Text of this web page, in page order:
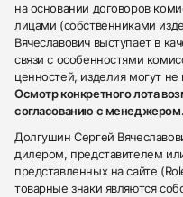
на основании договоров
лицами (собственниками
Вячеславович выступает в
связи с особенностями
ценностей, изделия могут не
Осмотр конкретного лота
согласованию с менеджером.
Долгушин Сергей
дилером, представителем
представленных на сайте
товарные знаки являются